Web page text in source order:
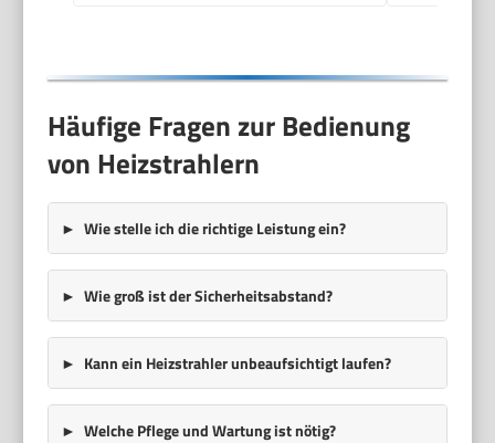
Häufige Fragen zur Bedienung
von Heizstrahlern
Wie stelle ich die richtige Leistung ein?
Wie groß ist der Sicherheitsabstand?
Kann ein Heizstrahler unbeaufsichtigt laufen?
Welche Pflege und Wartung ist nötig?